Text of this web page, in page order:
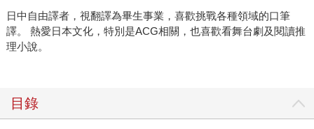
日中自由譯者，視翻譯為畢生事業，喜歡挑戰各種領域的口筆
譯。 熱愛日本文化，特別是ACG相關，也喜歡看舞台劇及閱讀推
理小說。
目錄